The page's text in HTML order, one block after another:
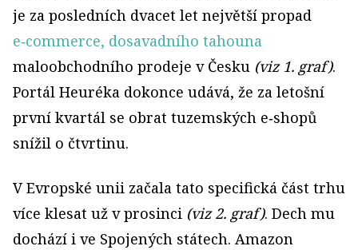
je za posledních dvacet let největší propad
e‑commerce, dosavadního tahouna
maloobchodního prodeje v Česku (viz 1. graf).
Portál Heuréka dokonce udává, že za letošní
první kvartál se obrat tuzemských e‑shopů
snížil o čtvrtinu.
V Evropské unii začala tato specifická část trhu
více klesat už v prosinci (viz 2. graf). Dech mu
dochází i ve Spojených státech. Amazon